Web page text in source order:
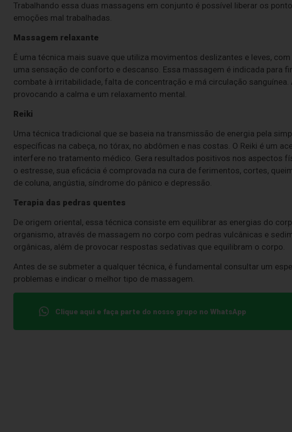
Trabalhando essa duas massagens em conjunto é possível liberar os
emoções mal trabalhadas.
Massagem relaxante
É uma técnica mais suave que utiliza movimentos deslizantes e leves,
uma sensação de conforto e descanso. Essa massagem é indicada para
combate à irritabilidade, falta de concentração e má circulação
provocando a calma e um relaxamento mental.
Reiki
Uma técnica tradicional que se baseia na transmissão de energia pela
específicas na cabeça, no tórax, no abdômen e nas costas. O Reiki é um
interfere no tratamento médico. Gera resultados positivos nos aspectos
o estresse, sua eficácia é comprovada na cura de ferimentos, cortes,
de coluna, angústia, síndrome do pânico e depressão.
Terapia das pedras quentes
De origem oriental, essa técnica consiste em equilibrar as energias do
organismo, através de massagem no corpo com pedras vulcânicas e
orgânicas, além de provocar respostas sedativas que equilibram o corpo.
Antes de se submeter a qualquer técnica, é fundamental consultar um
problemas e indicar o melhor tipo de massagem.
Clique aqui e faça parte do nosso grupo no WhatsApp